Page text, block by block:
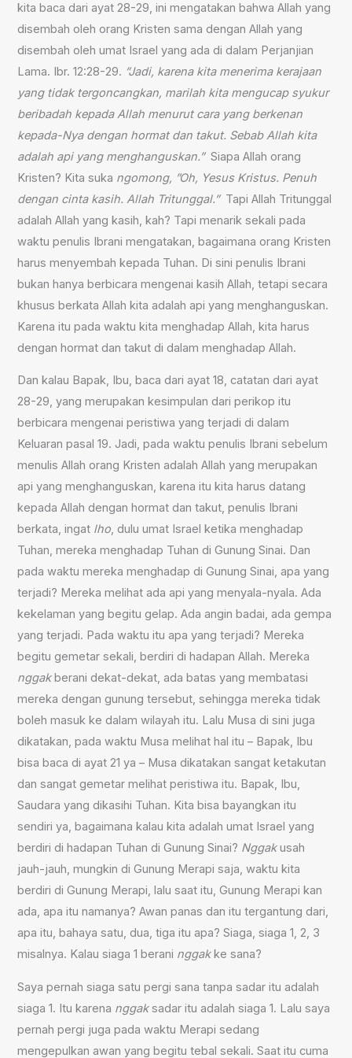
kita baca dari ayat 28-29, ini mengatakan bahwa Allah yang
disembah oleh orang Kristen sama dengan Allah yang
disembah oleh umat Israel yang ada di dalam Perjanjian
Lama. Ibr. 12:28-29. ”Jadi, karena kita menerima kerajaan
yang tidak tergoncangkan, marilah kita mengucap syukur
beribadah kepada Allah menurut cara yang berkenan
kepada-Nya dengan hormat dan takut. Sebab Allah kita
adalah api yang menghanguskan.”Siapa Allah orang
Kristen? Kita suka ngomong, ”Oh, Yesus Kristus. Penuh
dengan cinta kasih. Allah Tritunggal.”Tapi Allah Tritunggal
adalah Allah yang kasih, kah? Tapi menarik sekali pada
waktu penulis Ibrani mengatakan, bagaimana orang Kristen
harus menyembah kepada Tuhan. Di sini penulis Ibrani
bukan hanya berbicara mengenai kasih Allah, tetapi secara
khusus berkata Allah kita adalah api yang menghanguskan.
Karena itu pada waktu kita menghadap Allah, kita harus
dengan hormat dan takut di dalam menghadap Allah.
Dan kalau Bapak, Ibu, baca dari ayat 18, catatan dari ayat
28-29, yang merupakan kesimpulan dari perikop itu
berbicara mengenai peristiwa yang terjadi di dalam
Keluaran pasal 19. Jadi, pada waktu penulis Ibrani sebelum
menulis Allah orang Kristen adalah Allah yang merupakan
api yang menghanguskan, karena itu kita harus datang
kepada Allah dengan hormat dan takut, penulis Ibrani
berkata, ingat lho, dulu umat Israel ketika menghadap
Tuhan, mereka menghadap Tuhan di Gunung Sinai. Dan
pada waktu mereka menghadap di Gunung Sinai, apa yang
terjadi? Mereka melihat ada api yang menyala-nyala. Ada
kekelaman yang begitu gelap. Ada angin badai, ada gempa
yang terjadi. Pada waktu itu apa yang terjadi? Mereka
begitu gemetar sekali, berdiri di hadapan Allah. Mereka
nggakberani dekat-dekat, ada batas yang membatasi
mereka dengan gunung tersebut, sehingga mereka tidak
boleh masuk ke dalam wilayah itu. Lalu Musa di sini juga
dikatakan, pada waktu Musa melihat hal itu – Bapak, Ibu
bisa baca di ayat 21 ya – Musa dikatakan sangat ketakutan
dan sangat gemetar melihat peristiwa itu. Bapak, Ibu,
Saudara yang dikasihi Tuhan. Kita bisa bayangkan itu
sendiri ya, bagaimana kalau kita adalah umat Israel yang
berdiri di hadapan Tuhan di Gunung Sinai? Nggakusah
jauh-jauh, mungkin di Gunung Merapi saja, waktu kita
berdiri di Gunung Merapi, lalu saat itu, Gunung Merapi kan
ada, apa itu namanya? Awan panas dan itu tergantung dari,
apa itu, bahaya satu, dua, tiga itu apa? Siaga, siaga 1, 2, 3
misalnya. Kalau siaga 1 berani nggakke sana?
Saya pernah siaga satu pergi sana tanpa sadar itu adalah
siaga 1. Itu karena nggaksadar itu adalah siaga 1. Lalu saya
pernah pergi juga pada waktu Merapi sedang
mengepulkan awan yang begitu tebal sekali. Saat itu cuma